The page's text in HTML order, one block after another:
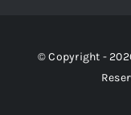
© Copyright -